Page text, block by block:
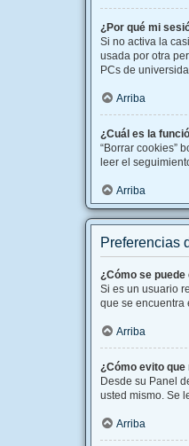
¿Por qué mi
Si no activa la
usada por otra
PCs de
Arriba
¿Cuál es la
“Borrar cookies”
leer el
Arriba
Preferencias
¿Cómo se
Si es un usuario
que se encuentra
Arriba
¿Cómo evito
Desde su Panel
usted mismo. Se
Arriba